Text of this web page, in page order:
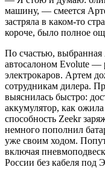
машину, — смеется
застряла в каком-то
короче, было полное
По счастью,
автосалоном Evolute —
электрокаров. Артем
сотрудникам дилера.
выяснилась быстро:
аккумулятор, как
способность Zeekr
немного пополнил
уже своим ходом.
включая
России без кабеля под